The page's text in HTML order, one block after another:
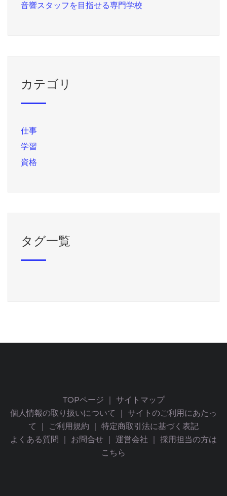
音響スタッフを目指せる専門学校
カテゴリ
仕事
学習
資格
タグ一覧
TOPページ
サイトマップ
個人情報の取り扱いについて
サイトのご利用にあたっ
て
ご利用規約
特定商取引法に基づく表記
よくある質問
お問合せ 運営会社
採用担当の方は
こちら